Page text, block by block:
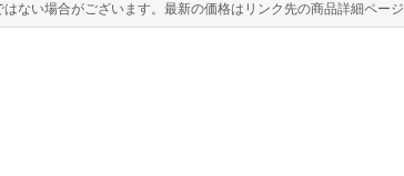
ない場合がございます。最新の価格はリンク先の商品詳細ページ